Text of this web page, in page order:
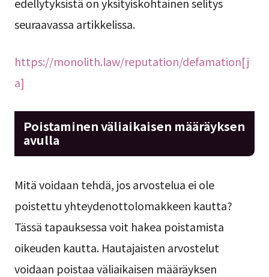
seuraavassa artikkelissa.
https://monolith.law/reputation/defamation[j
a]
Poistaminen väliaikaisen määräyksen
avulla
Mitä voidaan tehdä, jos arvostelua ei ole
poistettu yhteydenottolomakkeen kautta?
Tässä tapauksessa voit hakea poistamista
oikeuden kautta. Hautajaisten arvostelut
voidaan poistaa väliaikaisen määräyksen